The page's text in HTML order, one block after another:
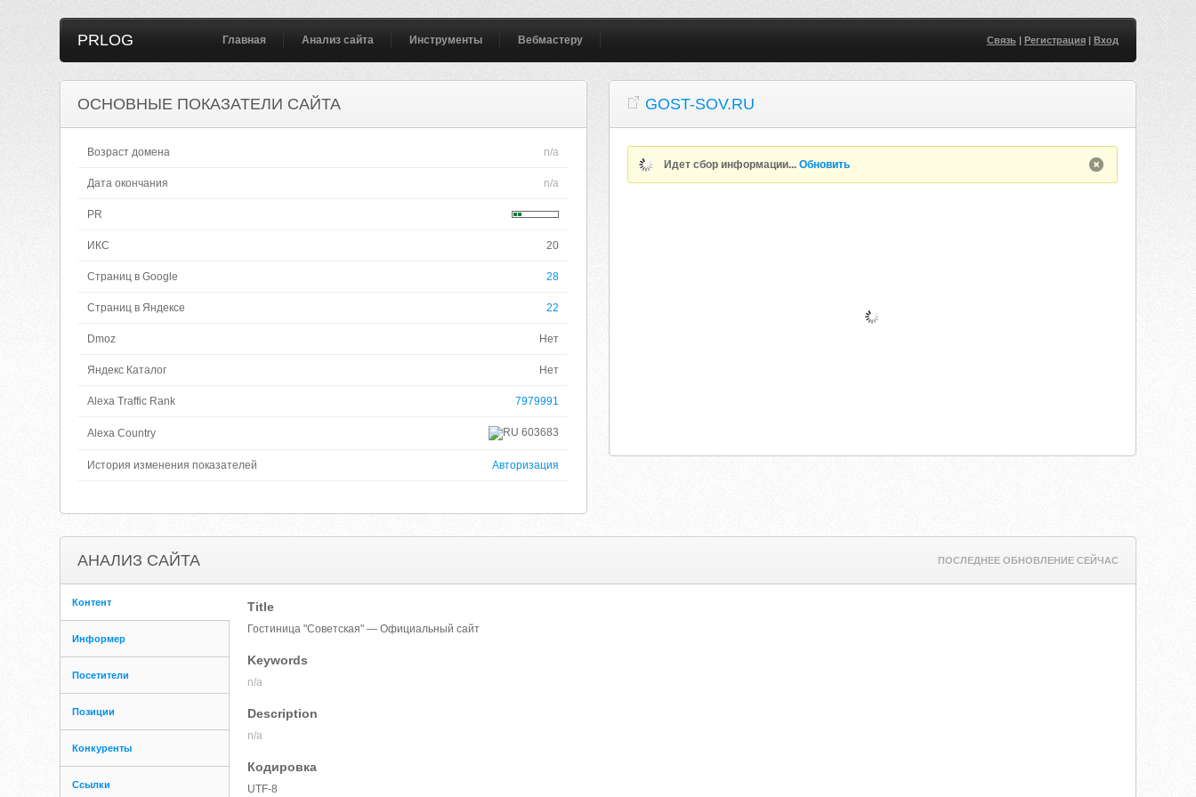
PRLOG Главная Анализ сайта Инструменты Вебмастеру Связь| Регистрация| Вход
ОСНОВНЫЕ ПОКАЗАТЕЛИ САЙТА
Возраст домена n/a
Дата окончания n/a
PR
ИКС 20
Страниц в Google 28
Страниц в Яндексе 22
Dmoz Нет
Яндекс Каталог Нет
Alexa Traffic Rank 7979991
Alexa Country 603683
История изменения показателей Авторизация
GOST-SOV.RU
Идет сбор информации...Обновить
АНАЛИЗ САЙТА ПОСЛЕДНЕЕ ОБНОВЛЕНИЕ СЕЙЧАС
Контент
Информер
Посетители
Позиции
Конкуренты
Ссылки
Title
Гостиница "Советская" — Официальный сайт
Keywords
n/a
Description
n/a
Кодировка
UTF-8